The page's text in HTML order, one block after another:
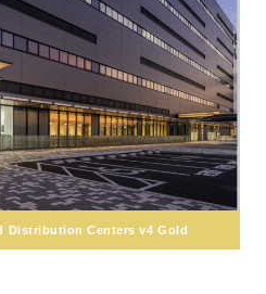
Distribution Centers v4 Gold